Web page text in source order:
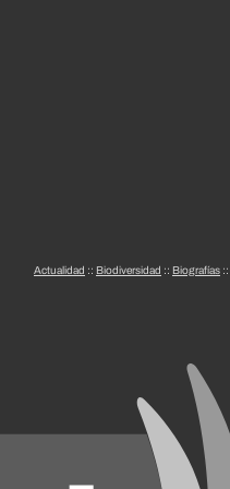
Actualidad :: Biodiversidad :: Biografías ::